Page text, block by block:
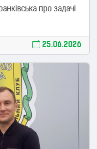
про задачі
25.06.2026